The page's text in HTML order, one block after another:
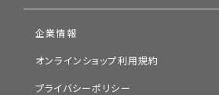
企業情報
オンラインショップ利用規約
プライバシーポリシー